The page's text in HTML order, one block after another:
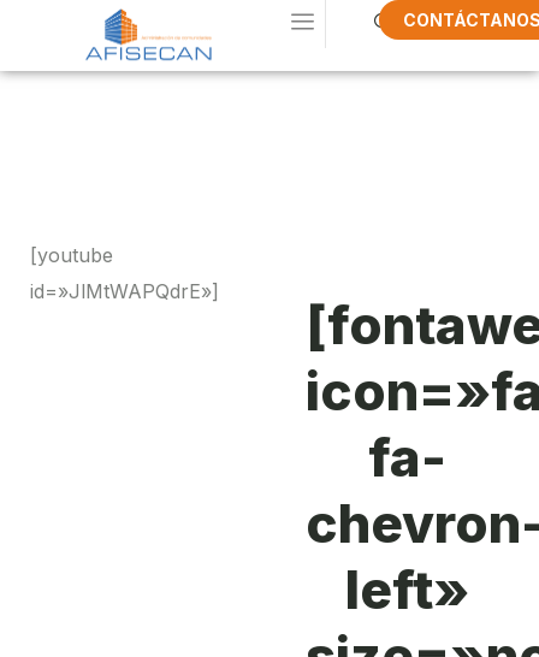
[youtube
id=»JlMtWAPQdrE»]
fa-
left»